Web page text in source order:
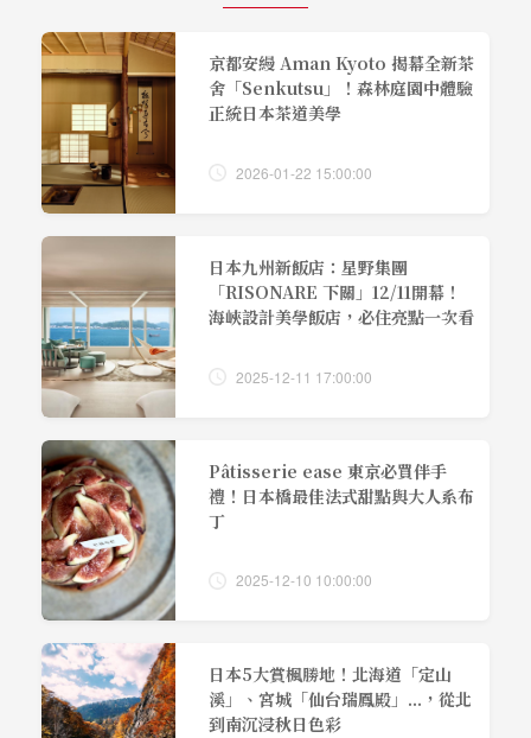
京都安縵 Aman Kyoto 揭幕全新茶
舍「Senkutsu」！森林庭園中體驗
正統日本茶道美學
2026-01-22 15:00:00
日本九州新飯店：星野集團
「RISONARE 下關」12/11開幕！
海峽設計美學飯店，必住亮點一次看
2025-12-11 17:00:00
Pâtisserie ease 東京必買伴手
禮！日本橋最佳法式甜點與大人系布
丁
2025-12-10 10:00:00
日本5大賞楓勝地！北海道「定山
溪」、宮城「仙台瑞鳳殿」...，從北
到南沉浸秋日色彩